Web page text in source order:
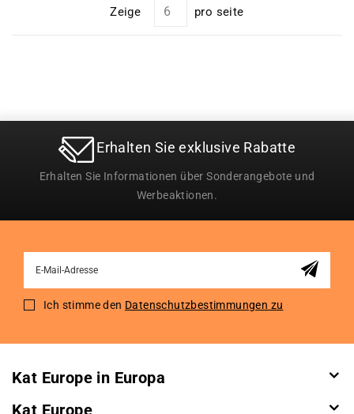
Zeige pro seite
Erhalten Sie exklusive Rabatte
Erhalten Sie Informationen über Sonderangebote und
Werbeaktionen.
for
Ich stimme den Datenschutzbestimmungen zu
Kat Europe in Europa
Kat Europe